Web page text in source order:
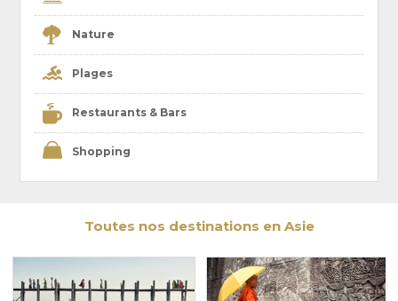
Nature
Plages
Restaurants & Bars
Shopping
Toutes nos destinations en Asie